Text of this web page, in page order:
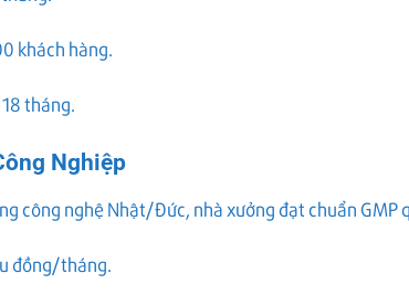
khách hàng.
tháng.
Nghiệp
công nghệ Nhật/Đức, nhà xưởng đạt chuẩn GMP
đồng/tháng.